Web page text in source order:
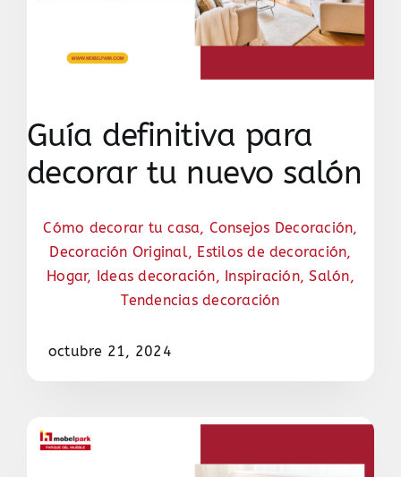
Guía definitiva para
decorar tu nuevo salón
Cómo decorar tu casa, Consejos Decoración,
Decoración Original, Estilos de decoración,
Hogar, Ideas decoración, Inspiración,Salón,
Tendencias decoración
octubre 21, 2024